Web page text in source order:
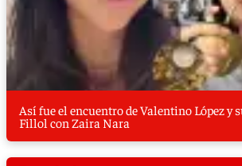
Así fue el encuentro de Valentino López y
Fillol con Zaira Nara